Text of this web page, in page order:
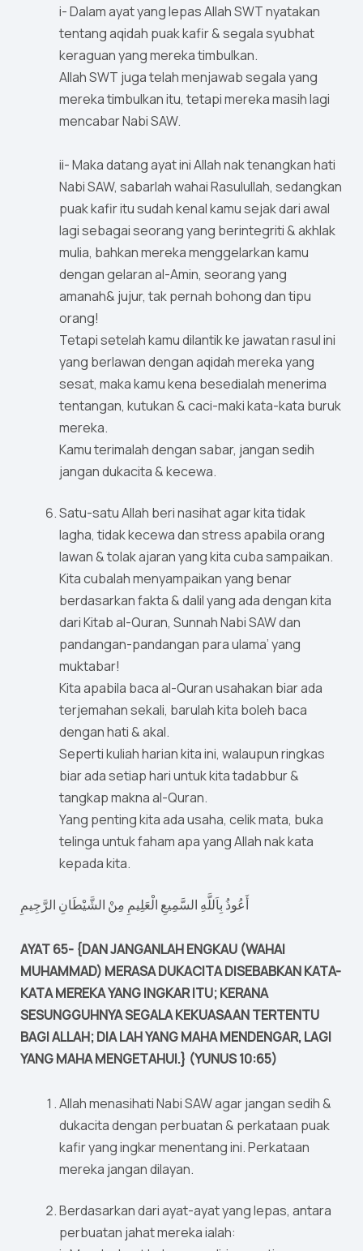
i- Dalam ayat yang lepas Allah SWT nyatakan
tentang aqidah puak kafir & segala syubhat
keraguan yang mereka timbulkan.
Allah SWT juga telah menjawab segala yang
mereka timbulkan itu, tetapi mereka masih lagi
mencabar Nabi SAW.
ii- Maka datang ayat ini Allah nak tenangkan hati
Nabi SAW, sabarlah wahai Rasulullah, sedangkan
puak kafir itu sudah kenal kamu sejak dari awal
lagi sebagai seorang yang berintegriti & akhlak
mulia, bahkan mereka menggelarkan kamu
dengan gelaran al-Amin, seorang yang
amanah& jujur, tak pernah bohong dan tipu
orang!
Tetapi setelah kamu dilantik ke jawatan rasul ini
yang berlawan dengan aqidah mereka yang
sesat, maka kamu kena besedialah menerima
tentangan, kutukan & caci-maki kata-kata buruk
mereka.
Kamu terimalah dengan sabar, jangan sedih
jangan dukacita & kecewa.
Satu-satu Allah beri nasihat agar kita tidak
lagha, tidak kecewa dan stress apabila orang
lawan & tolak ajaran yang kita cuba sampaikan.
Kita cubalah menyampaikan yang benar
berdasarkan fakta & dalil yang ada dengan kita
dari Kitab al-Quran, Sunnah Nabi SAW dan
pandangan-pandangan para ulama’ yang
muktabar!
Kita apabila baca al-Quran usahakan biar ada
terjemahan sekali, barulah kita boleh baca
dengan hati & akal.
Seperti kuliah harian kita ini, walaupun ringkas
biar ada setiap hari untuk kita tadabbur &
tangkap makna al-Quran.
Yang penting kita ada usaha, celik mata, buka
telinga untuk faham apa yang Allah nak kata
kepada kita.
AYAT 65- {DAN JANGANLAH ENGKAU (WAHAI
MUHAMMAD) MERASA DUKACITA DISEBABKAN KATA-
KATA MEREKA YANG INGKAR ITU; KERANA
SESUNGGUHNYA SEGALA KEKUASAAN TERTENTU
BAGI ALLAH; DIA LAH YANG MAHA MENDENGAR, LAGI
YANG MAHA MENGETAHUI.} (YUNUS 10:65)
Allah menasihati Nabi SAW agar jangan sedih &
dukacita dengan perbuatan & perkataan puak
kafir yang ingkar menentang ini. Perkataan
mereka jangan dilayan.
Berdasarkan dari ayat-ayat yang lepas, antara
perbuatan jahat mereka ialah: